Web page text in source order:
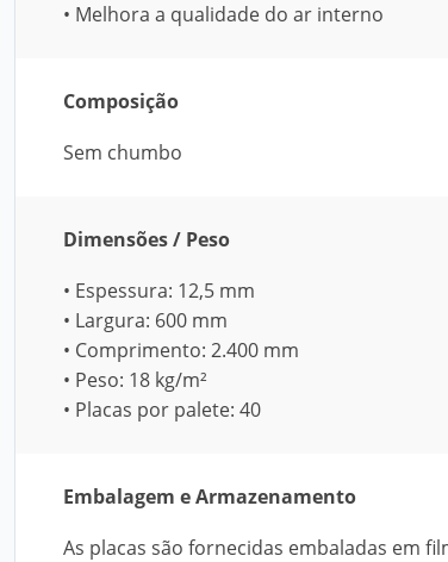
• Melhora a qualidade do ar interno
Composição
Sem chumbo
Dimensões / Peso
• Espessura: 12,5 mm
• Largura: 600 mm
• Comprimento: 2.400 mm
• Peso: 18 kg/m²
• Placas por palete: 40
Embalagem e Armazenamento
As placas são fornecidas embaladas em